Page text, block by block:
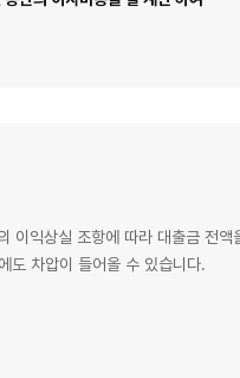
이익상실 조항에 따라 대출금 전액
도 차압이 들어올 수 있습니다.